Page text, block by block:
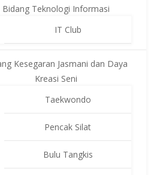
Bidang Teknologi Informasi
IT Club
Kesegaran Jasmani dan Daya
Kreasi Seni
Taekwondo
Pencak Silat
Bulu Tangkis